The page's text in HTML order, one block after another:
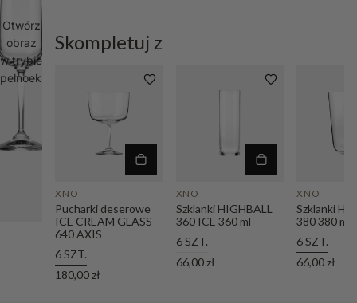
Otwórz
obraz
w trybie
pełnoekranowym
Skompletuj z
XNO
Pucharki deserowe
ICE CREAM GLASS
640 AXIS
6 SZT.
180,00 zł
XNO
Szklanki HIGHBALL
360 ICE 360 ml
6 SZT.
66,00 zł
XNO
Szklanki
380 380 ml
6 SZT.
66,00 zł